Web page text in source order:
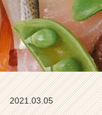
2021.03.05